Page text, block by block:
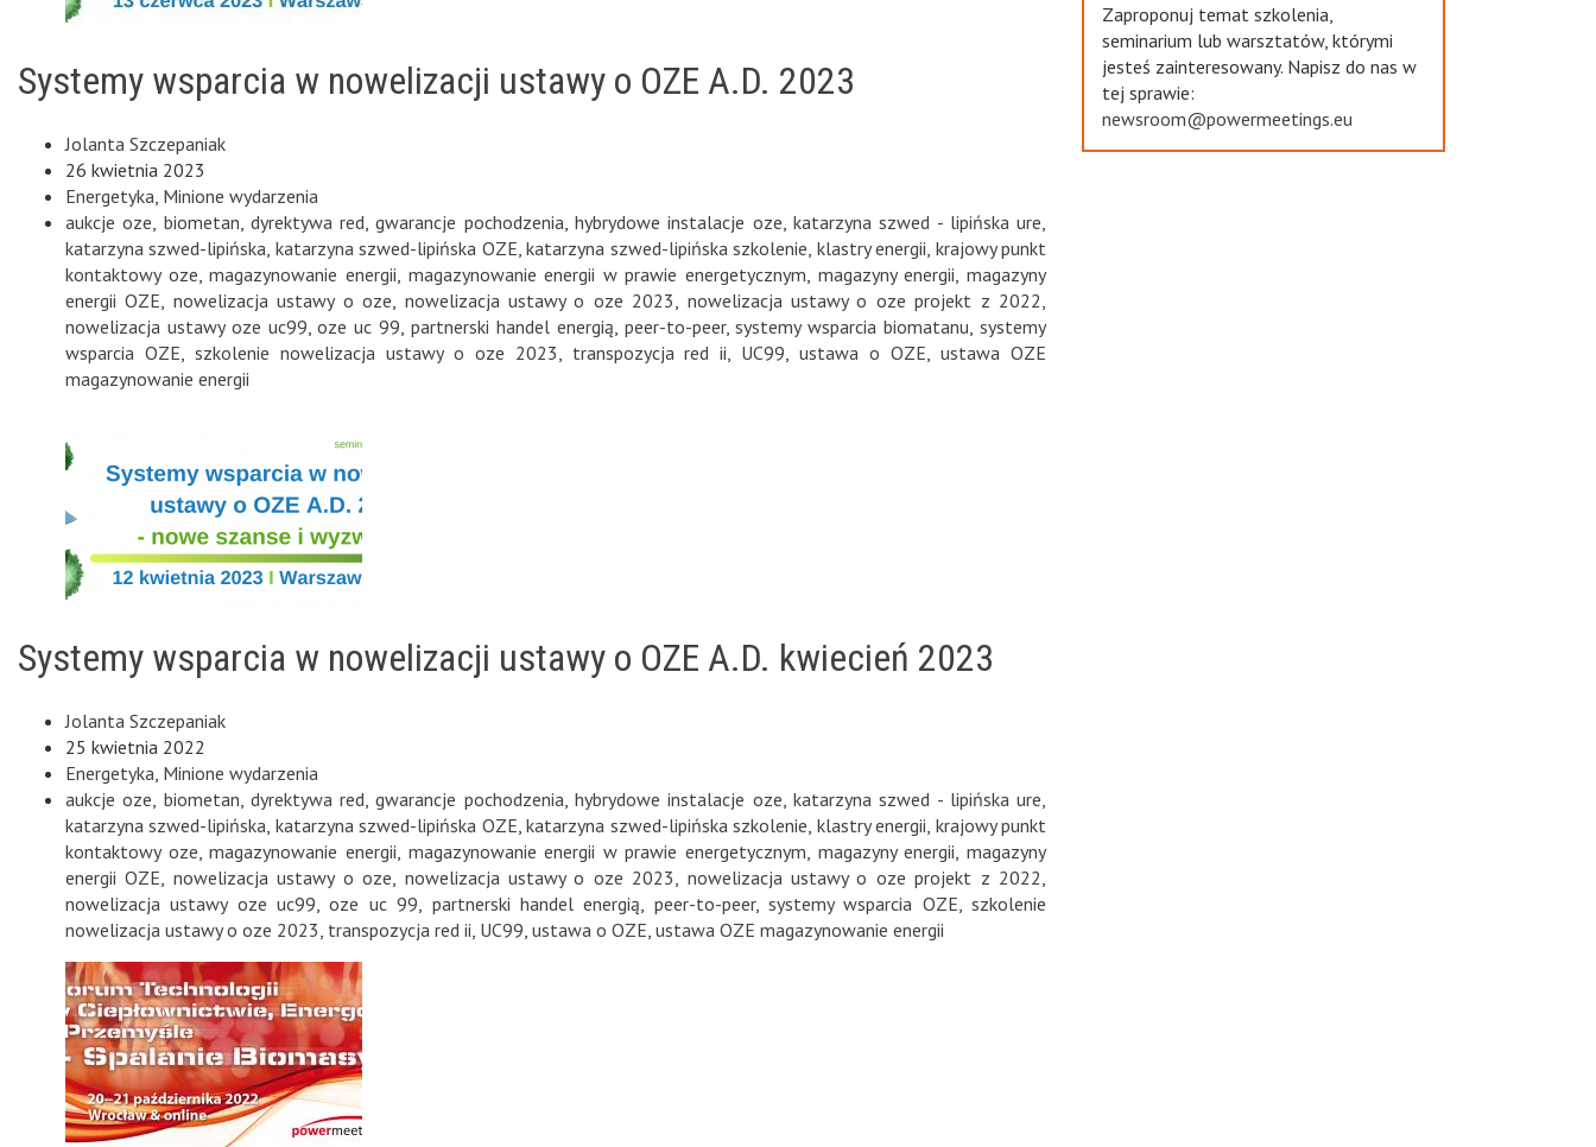
Systemy wsparcia w nowelizacji ustawy o OZE A.D. 2023
Jolanta Szczepaniak
26 kwietnia 2023
Energetyka Minione wydarzenia
aukcje oze biometan dyrektywa red ,gwarancje pochodzenia ,hybrydowe instalacje oze katarzyna szwed - lipińska ure
katarzyna szwed-lipińska katarzyna szwed-lipińska OZE ,katarzyna szwed-lipińska szkolenie klastry energii krajowy punkt
kontaktowy oze ,magazynowanie energii magazynowanie energii w prawie energetycznym magazyny energii ,magazyny
energii OZE nowelizacja ustawy o oze nowelizacja ustawy o oze 2023 nowelizacja ustawy o oze projekt z 2022
nowelizacja ustawy oze uc99 ,oze uc 99 ,partnerski handel energią peer-to-peer,systemy wsparcia biomatanu ,systemy
wsparcia OZE
szkolenie nowelizacja ustawy o oze 2023 transpozycja red ii UC99 ,ustawa o OZE ,ustawa OZE
magazynowanie energii
Systemy wsparcia w nowelizacji ustawy o OZE A.D. kwiecień 2023
Jolanta Szczepaniak
25 kwietnia 2022
Energetyka Minione wydarzenia
aukcje oze biometan dyrektywa red ,gwarancje pochodzenia ,hybrydowe instalacje oze katarzyna szwed - lipińska ure
katarzyna szwed-lipińska katarzyna szwed-lipińska OZE ,katarzyna szwed-lipińska szkolenie klastry energii krajowy punkt
kontaktowy oze ,magazynowanie energii magazynowanie energii w prawie energetycznym magazyny energii ,magazyny
energii OZE nowelizacja ustawy o oze nowelizacja ustawy o oze 2023 nowelizacja ustawy o oze projekt z 2022
nowelizacja ustawy oze uc99 ,oze uc 99 partnerski handel energią peer-to-peer, systemy wsparcia OZE ,szkolenie
nowelizacja ustawy o oze 2023 transpozycja red ii UC99 ustawa o OZE ustawa OZE magazynowanie energii
Zaproponuj temat szkolenia,
seminarium lub warsztatów, którymi
jesteś zainteresowany. Napisz do nas w
tej sprawie:
newsroom@powermeetings.eu